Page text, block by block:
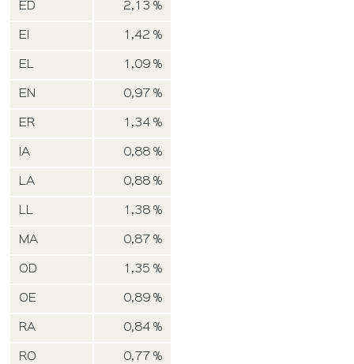
ED 2,13 %
EI 1,42 %
EL 1,09 %
EN 0,97 %
ER 1,34 %
IA 0,88 %
LA 0,88 %
LL 1,38 %
MA 0,87 %
OD 1,35 %
OE 0,89 %
RA 0,84 %
RO 0,77 %